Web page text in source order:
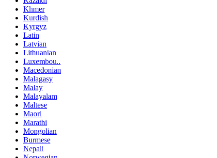
Khmer
Kurdish
Kyrgyz
Latin
Latvian
Lithuanian
Luxembou..
Macedonian
Malagasy
Malay
Malayalam
Maltese
Maori
Marathi
Mongolian
Burmese
Nepali